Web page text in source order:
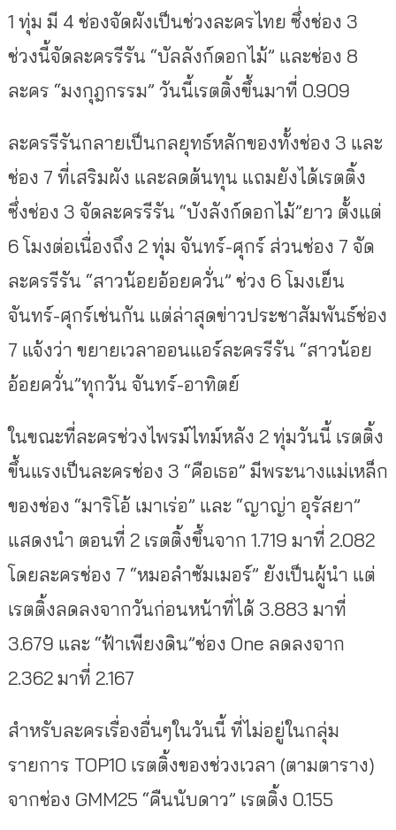
1 ทุ่ม มี 4 ช่องจัดผังเป็นช่วงละครไทย ซึ่งช่อง 3
ช่วงนี้จัดละครรีรัน “บัลลังก์ดอกไม้” และช่อง 8
ละคร “มงกุฎกรรม” วันนี้เรตติ้งขึ้นมาที่ 0.909
ละครรีรันกลายเป็นกลยุทธ์หลักของทั้งช่อง 3 และ
ช่อง 7 ที่เสริมผัง และลดต้นทุน แถมยังได้เรตติ้ง
ซึ่งช่อง 3 จัดละครรีรัน “บังลังก์ดอกไม้”ยาว ตั้งแต่
6 โมงต่อเนื่องถึง 2 ทุ่ม จันทร์-ศุกร์ ส่วนช่อง 7 จัด
ละครรีรัน “สาวน้อยอ้อยควั่น” ช่วง 6 โมงเย็น
จันทร์-ศุกร์เช่นกัน แต่ล่าสุดข่าวประชาสัมพันธ์ช่อง
7 แจ้งว่า ขยายเวลาออนแอร์ละครรีรัน “สาวน้อย
อ้อยควั่น”ทุกวัน จันทร์-อาทิตย์
ในขณะที่ละครช่วงไพรม์ไทม์หลัง 2 ทุ่มวันนี้ เรตติ้ง
ขึ้นแรงเป็นละครช่อง 3 “คือเธอ” มีพระนางแม่เหล็ก
ของช่อง “มาริโอ้ เมาเร่อ” และ “ญาญ่า อุรัสยา”
แสดงนำ ตอนที่ 2 เรตติ้งขึ้นจาก 1.719 มาที่ 2.082
โดยละครช่อง 7 “หมอลำซัมเมอร์” ยังเป็นผู้นำ แต่
เรตติ้งลดลงจากวันก่อนหน้าที่ได้ 3.883 มาที่
3.679 และ “ฟ้าเพียงดิน”ช่อง One ลดลงจาก
2.362 มาที่ 2.167
สำหรับละครเรื่องอื่นๆในวันนี้ ที่ไม่อยู่ในกลุ่ม
รายการ TOP10 เรตติ้งของช่วงเวลา (ตามตาราง)
จากช่อง GMM25 “คืนนับดาว” เรตติ้ง 0.155